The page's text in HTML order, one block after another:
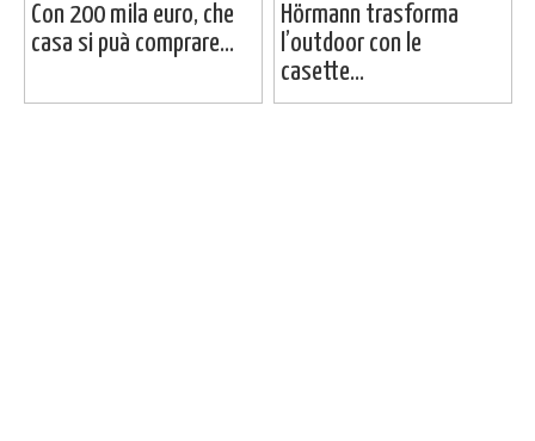
Con 200 mila euro, che
casa si puà comprare...
Hörmann trasforma
l’outdoor con le
casette...